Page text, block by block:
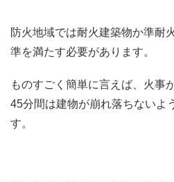
防火地域では耐火建築物か準耐
準を満たす必要があります。
ものすごく簡単に言えば、火事
45分間は建物が崩れ落ちないよ
す。